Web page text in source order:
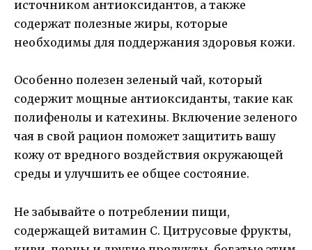
источником антиоксидантов, а также
содержат полезные жиры, которые
необходимы для поддержания здоровья кожи.
Особенно полезен зеленый чай, который
содержит мощные антиоксиданты, такие как
полифенолы и катехины. Включение зеленого
чая в свой рацион поможет защитить вашу
кожу от вредного воздействия окружающей
среды и улучшить ее общее состояние.
Не забывайте о потреблении пищи,
содержащей витамин С. Цитрусовые фрукты,